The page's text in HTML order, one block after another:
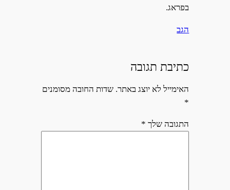
בפראג.
הגב
כתיבת תגובה
האימייל לא יוצג באתר. שדות החובה מסומנים
*
התגובה שלך *